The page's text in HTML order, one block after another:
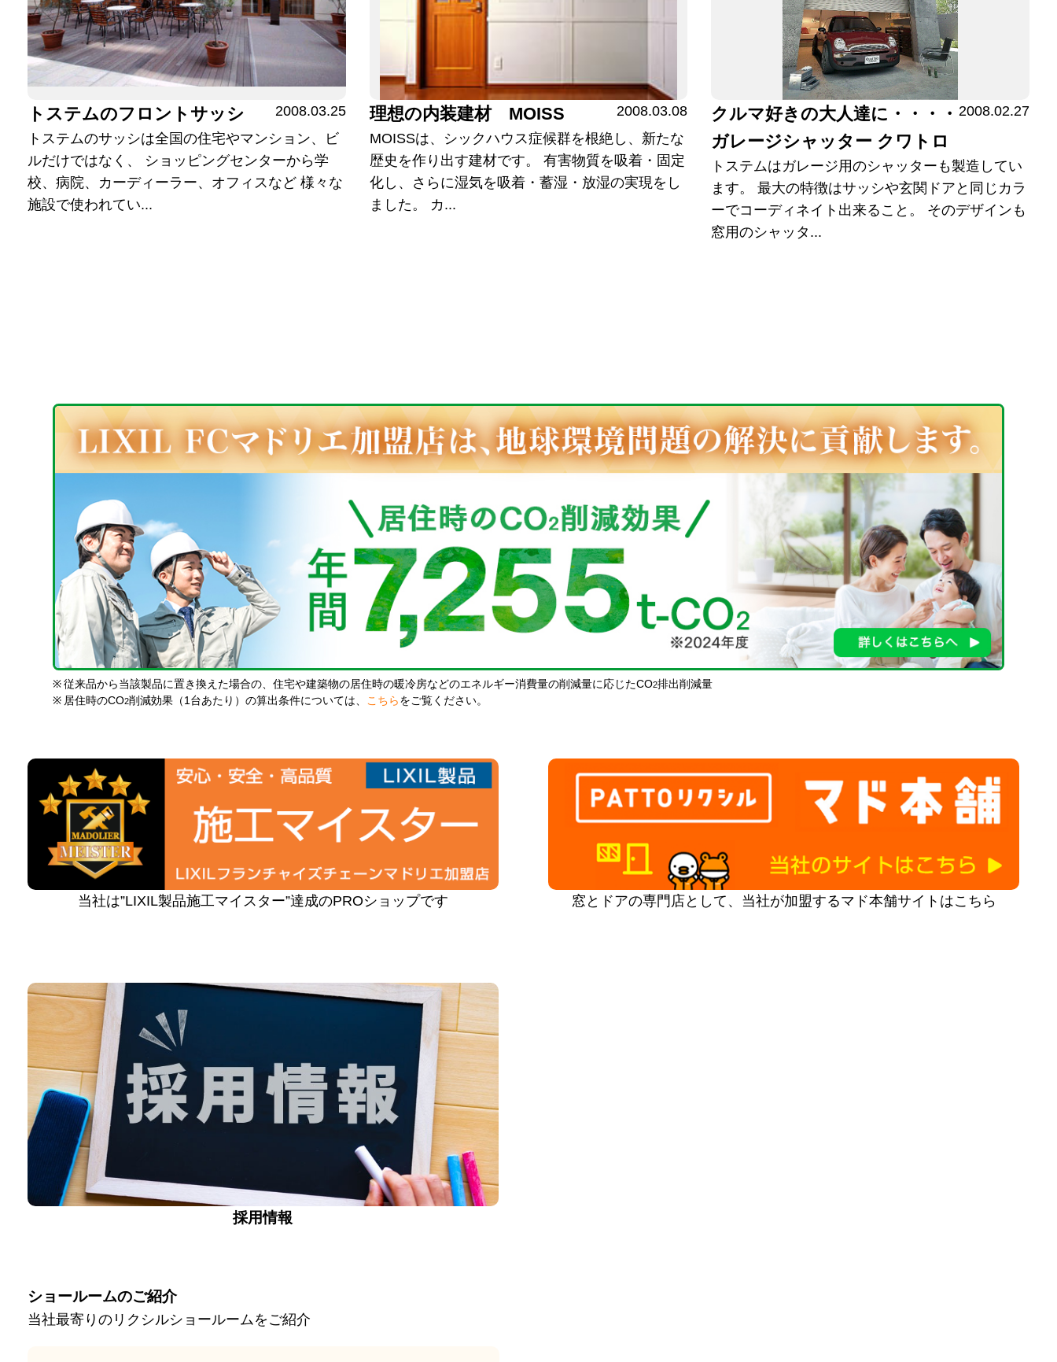
トステムのフロントサッシ
2008.03.25
トステムのサッシは全国の住宅やマンション、ビ
ルだけではなく、 ショッピングセンターから学
校、病院、カーディーラー、オフィスなど 様々な
施設で使われてい...
理想の内装建材 MOISS
2008.03.08
MOISSは、シックハウス症候群を根絶し、新たな
歴史を作り出す建材です。 有害物質を吸着・固定
化し、さらに湿気を吸着・蓄湿・放湿の実現をし
ました。 カ...
クルマ好きの大人達に・・・・
ガレージシャッター クワトロ
2008.02.27
トステムはガレージ用のシャッターも製造してい
ます。 最大の特徴はサッシや玄関ドアと同じカラ
ーでコーディネイト出来ること。 そのデザインも
窓用のシャッタ...
※ 従来品から当該製品に置き換えた場合の、住宅や建築物の居住時の暖冷房などのエネルギー消費量の削減量に応じたCO2排出削減量
※ 居住時のCO2削減効果（1台あたり）の算出条件については、 こちら をご覧ください。
当社は”LIXIL製品施工マイスター”達成のPROショップです 窓とドアの専門店として、当社が加盟するマド本舗サイトはこちら
採用情報
ショールームのご紹介
当社最寄りのリクシルショールームをご紹介